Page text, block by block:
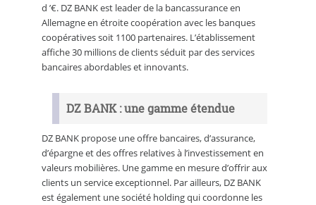
d ’€. DZ BANK est leader de la bancassurance en
Allemagne en étroite coopération avec les banques
coopératives soit 1100 partenaires. L’établissement
affiche 30 millions de clients séduit par des services
bancaires abordables et innovants.
DZ BANK : une gamme étendue
DZ BANK propose une offre bancaires, d’assurance,
d’épargne et des offres relatives à l’investissement en
valeurs mobilières. Une gamme en mesure d’offrir aux
clients un service exceptionnel. Par ailleurs, DZ BANK
est également une société holding qui coordonne les